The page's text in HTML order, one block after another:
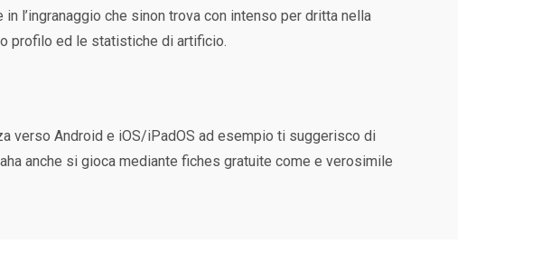
l’ingranaggio che sinon trova con intenso per dritta nella
profilo ed le statistiche di artificio.
verso Android e iOS/iPadOS ad esempio ti suggerisco di
anche si gioca mediante fiches gratuite come e verosimile